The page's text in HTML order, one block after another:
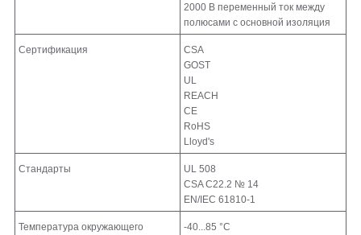
2000 В переменный ток между
полюсами с основной изоляция
Сертификация
CSA
GOST
UL
REACH
CE
RoHS
Lloyd's
Стандарты
UL 508
CSA C22.2 № 14
EN/IEC 61810-1
Температура окружающего
-40...85 °C